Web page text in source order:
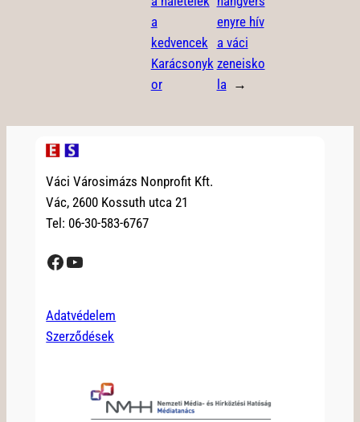
a
kedvencek
Karácsonyk
or
enyre hív
a váci
zeneisko
la →
Váci Városimázs Nonprofit Kft.
Vác, 2600 Kossuth utca 21
Tel: 06-30-583-6767
Facebook YouTube
Adatvédelem
Szerződések